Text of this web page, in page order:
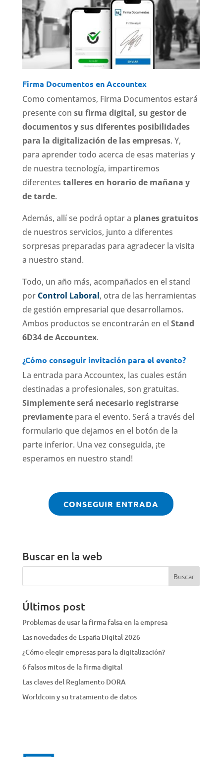
Firma Documentos en Accountex
Como comentamos, Firma Documentos estará
presente con su firma digital, su gestor de
documentos y sus diferentes posibilidades
para la digitalización de las empresas. Y,
para aprender todo acerca de esas materias y
de nuestra tecnología, impartiremos
diferentes talleres en horario de mañana y
de tarde.
Además, allí se podrá optar a planes gratuitos
de nuestros servicios, junto a diferentes
sorpresas preparadas para agradecer la visita
a nuestro stand.
Todo, un año más, acompañados en el stand
por Control Laboral, otra de las herramientas
de gestión empresarial que desarrollamos.
Ambos productos se encontrarán en el Stand
6D34 de Accountex.
¿Cómo conseguir invitación para el evento?
La entrada para Accountex, las cuales están
destinadas a profesionales, son gratuitas.
Simplemente será necesario registrarse
previamentepara el evento. Será a través del
formulario que dejamos en el botón de la
parte inferior. Una vez conseguida, ¡te
esperamos en nuestro stand!
CONSEGUIR ENTRADA
Buscar en la web
Últimos post
Problemas de usar la firma falsa en la empresa
Las novedades de España Digital 2026
¿Cómo elegir empresas para la digitalización?
6 falsos mitos de la firma digital
Las claves del Reglamento DORA
Worldcoin y su tratamiento de datos